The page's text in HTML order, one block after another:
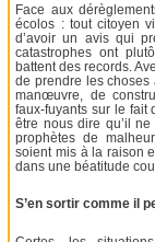
Face aux
écolos : tout citoyen
d’avoir un avis qui
catastrophes ont
battent des records.
de prendre les
manœuvre, de
faux-fuyants sur le fait
être nous dire qu’il
prophètes de
soient mis à la raison
dans une béatitude
S’en sortir comme il